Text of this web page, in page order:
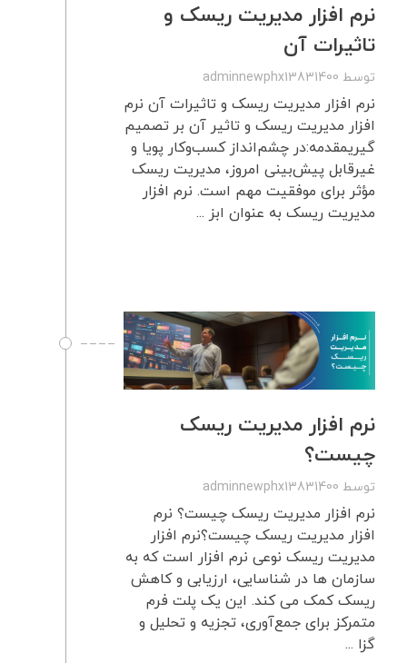
نرم افزار مدیریت ریسک و
تاثیرات آن
توسط adminnewphx13831400
نرم افزار مدیریت ریسک و تاثیرات آن نرم
افزار مدیریت ریسک و تاثیر آن بر تصمیم
گیریمقدمه:در چشم‌انداز کسب‌وکار پویا و
غیرقابل پیش‌بینی امروز، مدیریت ریسک
مؤثر برای موفقیت مهم است. نرم افزار
مدیریت ریسک به عنوان ابز ...
نرم افزار مدیریت ریسک
چیست؟
توسط adminnewphx13831400
نرم افزار مدیریت ریسک چیست؟ نرم
افزار مدیریت ریسک چیست؟نرم افزار
مدیریت ریسک نوعی نرم افزار است که به
سازمان ها در شناسایی، ارزیابی و کاهش
ریسک کمک می کند. این یک پلت فرم
متمرکز برای جمع‌آوری، تجزیه و تحلیل و
گزا ...